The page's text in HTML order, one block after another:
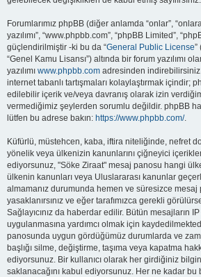
Forumlarımız phpBB (diğer anlamda “onlar”,
yazılımı”, “www.phpbb.com”, “phpBB Limited”,
güçlendirilmiştir -ki bu da “General Public License”
“Genel Kamu Lisansı”) altında bir forum yazılımı
yazılımı www.phpbb.com adresinden indirebilirsiniz.
internet tabanlı tartışmaları kolaylaştırmak içindir;
edilebilir içerik ve/veya davranış olarak izin
vermediğimiz şeylerden sorumlu değildir. phpBB
lütfen bu adrese bakın: https://www.phpbb.com/.
Küfürlü, müstehcen, kaba, iftira niteliğinde, nefret
yönelik veya ülkenizin kanunlarını çiğneyici
ediyorsunuz, "Söke Ziraat" mesaj panosu hangi
ülkenin kanunları veya Uluslararası kanunlar
almamanız durumunda hemen ve süresizce mesaj
yasaklanırsınız ve eğer tarafımızca gerekli
Sağlayıcınız da haberdar edilir. Bütün mesajların
uygulanmasına yardımcı olmak için
panosunda uygun gördüğümüz durumlarda ve
başlığı silme, değiştirme, taşıma veya kapatma
ediyorsunuz. Bir kullanıcı olarak her girdiğiniz
saklanacağını kabul ediyorsunuz. Her ne kadar bu